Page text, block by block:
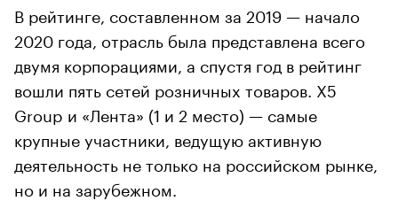
В рейтинге, составленном за 2019 — начало
2020 года, отрасль была представлена всего
двумя корпорациями, а спустя год в рейтинг
вошли пять сетей розничных товаров. Х5
Group и «Лента» (1 и 2 место) — самые
крупные участники, ведущую активную
деятельность не только на российском рынке,
но и на зарубежном.